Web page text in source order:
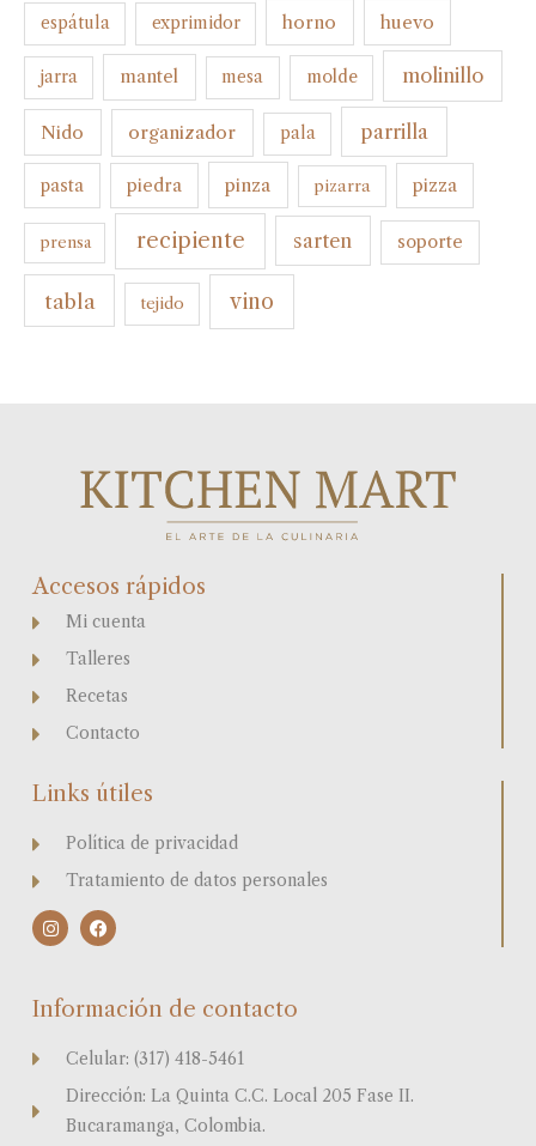
espátula exprimidor horno huevo
jarra mantel mesa molde molinillo
Nido organizador pala parrilla
pasta piedra pinza pizarra pizza
prensa recipiente sarten soporte
tabla tejido vino
Accesos rápidos
Mi cuenta
Talleres
Recetas
Contacto
Links útiles
Política de privacidad
Tratamiento de datos personales
I
n
g
F
a
o
k
Información de contacto
Celular: (317) 418-5461
Dirección: La Quinta C.C. Local 205 Fase II.
Bucaramanga, Colombia.